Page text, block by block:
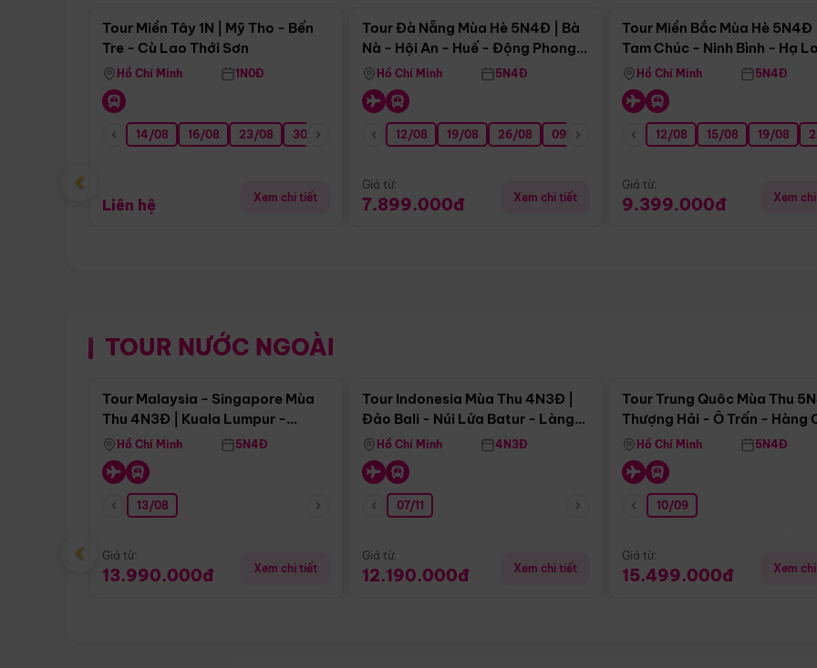
Tour Miền Tây 1N | Mỹ Tho - Bến
Tre - Cù Lao Thới Sơn
Hồ Chí Minh 1N0Đ
14/08 16/08 23/08 30/08 06/09 13/09 20/09 27/09
Liên hệ Xem chi tiết
Tour Đà Nẵng Mùa Hè 5N4Đ | Bà
Nà - Hội An - Huế - Động Phong
NhaHồ Chí Minh 5N4Đ
12/08 19/08 26/08 09/09 16/09 23/09 30/09 07/10
Giá từ:
7.899.000đ Xem chi tiết
Tour Miền Bắc Mùa Hè 5N4Đ |
Tam Chúc - Ninh Bình - Hạ
Hồ Chí Minh 5N4Đ
12/08 15/08 19/08
Giá từ:
9.399.000đ Xem
‹
TOUR NƯỚC NGOÀI
Điểm nổi bật
Tour Malaysia - Singapore Mùa
Thu 4N3Đ | Kuala Lumpur -
Malacca - Johor Baru -
Singapore
Hồ Chí Minh 5N4Đ
13/08
Giá từ:
13.990.000đ Xem chi tiết
Tour Indonesia Mùa Thu 4N3Đ |
Đảo Bali - Núi Lửa Batur - Làng
Penglipuran
Hồ Chí Minh 4N3Đ
07/11
Giá từ:
12.190.000đ Xem chi tiết
Tour Trung Quôc Mùa Thu
Thượng Hải - Ô Trấn - Hàng
(Tour Không Shopping)
Hồ Chí Minh 5N4Đ
10/09
Giá từ:
15.499.000đ Xem
‹